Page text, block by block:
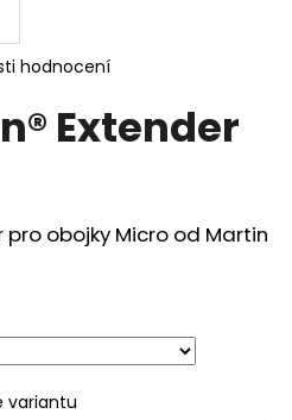
hodnocení
Extender
obojky Micro od Martin
variantu